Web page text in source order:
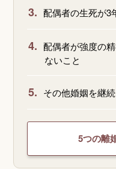
3. 配偶者の生死が3
4. 配偶者が強度の
ないこと
5. その他婚姻を継
5つの離